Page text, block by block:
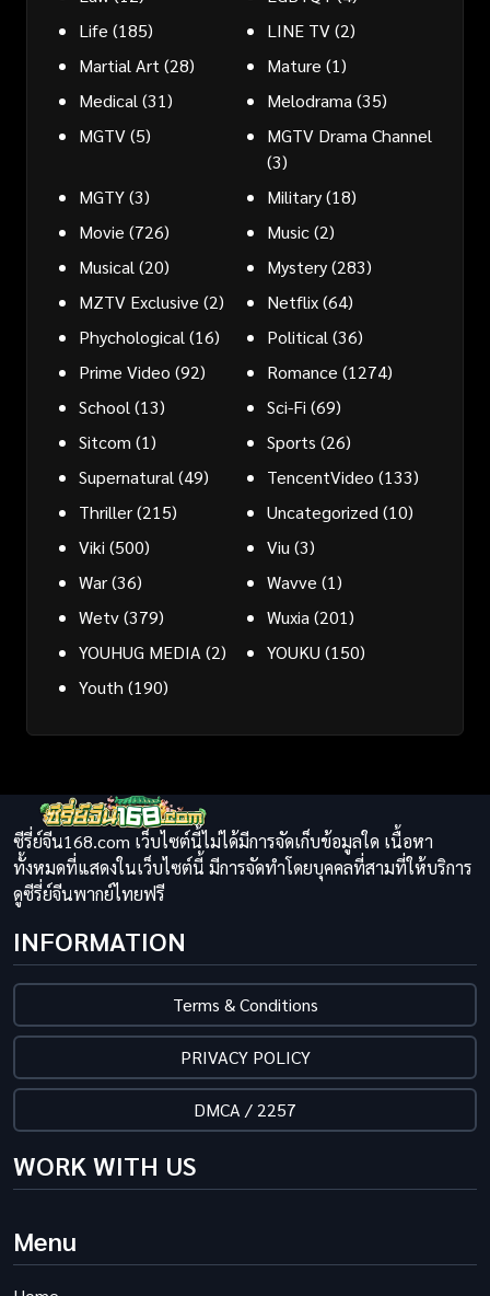
Life (185) LINE TV(2)
Martial Art (28) Mature (1)
Medical (31) Melodrama (35)
MGTV(5)
MGTV Drama Channel
(3)
MGTY(3) Military(18)
Movie (726) Music(2)
Musical (20) Mystery(283)
MZTV Exclusive (2) Netflix(64)
Phychological (16) Political (36)
Prime Video (92) Romance (1274)
School (13) Sci-Fi (69)
Sitcom (1) Sports (26)
Supernatural (49) TencentVideo (133)
Thriller(215) Uncategorized (10)
Viki (500) Viu (3)
War(36) Wavve (1)
Wetv(379) Wuxia (201)
YOUHUG MEDIA (2) YOUKU (150)
Youth (190)
ซีรี่ย์จีน168.com เว็บไซต์นี้ไม่ได้มีการจัดเก็บข้อมูลใด เนื้อหา
ทั้งหมดที่แสดงในเว็บไซต์นี้ มีการจัดทำโดยบุคคลที่สามที่ให้บริการ
ดูซีรี่ย์จีนพากย์ไทยฟรี
INFORMATION
Terms & Conditions
PRIVACY POLICY
DMCA / 2257
WORK WITH US
Menu